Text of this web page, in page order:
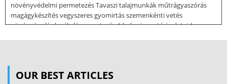
növényvédelmi permetezés Tavaszi talajmunkák műtrágyaszórás
magágykészítés vegyszeres gyomirtás szemenkénti vetés
növényápolás levél alá permetezés A kukorica vetési adatai A
OUR BEST ARTICLES